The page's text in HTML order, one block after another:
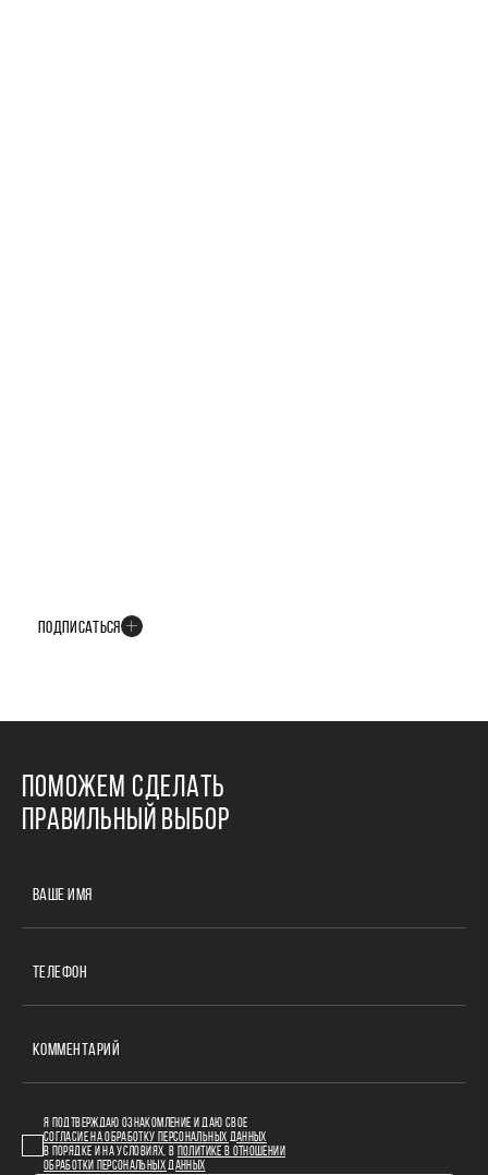
ПОДПИСАТЬСЯ
ПОМОЖЕМ СДЕЛАТЬ
ПРАВИЛЬНЫЙ ВЫБОР
ВАШЕ ИМЯ
ТЕЛЕФОН
КОММЕНТАРИЙ
Я ПОДТВЕРЖДАЮ ОЗНАКОМЛЕНИЕ И ДАЮ СВОЕ
СОГЛАСИЕ НА ОБРАБОТКУ ПЕРСОНАЛЬНЫХ ДАННЫХ
В ПОРЯДКЕ И НА УСЛОВИЯХ, В
ПОЛИТИКЕ В ОТНОШЕНИИ
ОБРАБОТКИ ПЕРСОНАЛЬНЫХ ДАННЫХ